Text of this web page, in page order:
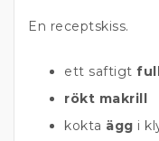
En receptskiss.
ett saftigt
rökt makrill
kokta ägg i